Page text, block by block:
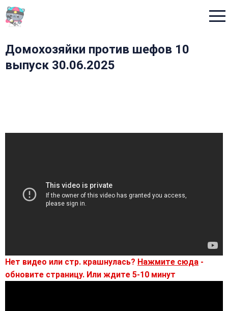
Домохозяйки против шефов 10
выпуск 30.06.2025
Нет видео или стр. крашнулась? Нажмите сюда -
обновите страницу. Или ждите 5-10 минут